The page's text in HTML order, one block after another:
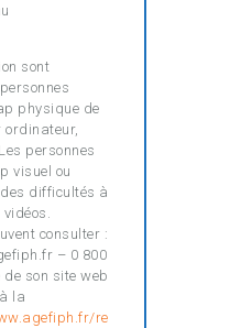
sont
physique de
ordinateur,
personnes
visuel ou
difficultés à
consulter :
– 0 800
son site web
la
re